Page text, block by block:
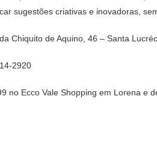
sugestões criativas e inovadoras,
Chiquito de Aquino, 46 – Santa
2920
no Ecco Vale Shopping em Lorena e